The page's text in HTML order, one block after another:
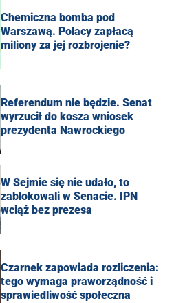
Chemiczna bomba pod
Warszawą. Polacy zapłacą
miliony za jej rozbrojenie?
Referendum nie będzie. Senat
wyrzucił do kosza wniosek
prezydenta Nawrockiego
W Sejmie się nie udało, to
zablokowali w Senacie. IPN
wciąż bez prezesa
Czarnek zapowiada rozliczenia:
tego wymaga praworządność i
sprawiedliwość społeczna